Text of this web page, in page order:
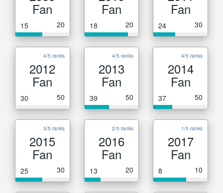
Fan
15 20
Fan
18 20
Fan
24 30
4/5 ranks
2012
Fan
30 50
4/5 ranks
2013
Fan
39 50
4/5 ranks
2014
Fan
37 50
3/5 ranks
2015
Fan
25 30
2/5 ranks
2016
Fan
13 20
1/5 ranks
2017
Fan
8 10